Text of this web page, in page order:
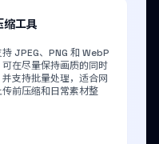
缩工具
JPEG、PNG 和 WebP
在尽量保持画质的同时
支持批量处理，适合网
前压缩和日常素材整